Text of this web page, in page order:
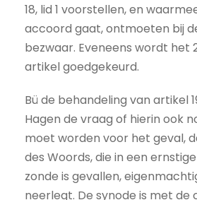
18, lid 1 voorstellen, en
accoord gaat, ontmoeten bij
bezwaar. Eveneens wordt het
artikel goedgekeurd.
Bü de behandeling van artikel
Hagen de vraag of hierin ook
moet worden voor het geval,
des Woords, die in een
zonde is gevallen,
neerlegt. De synode is met de